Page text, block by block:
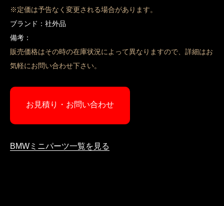
※定価は予告なく変更される場合があります。
ブランド：社外品
備考：
販売価格はその時の在庫状況によって異なりますので、詳細はお
気軽にお問い合わせ下さい。
お見積り・お問い合わせ
BMWミニパーツ一覧を見る